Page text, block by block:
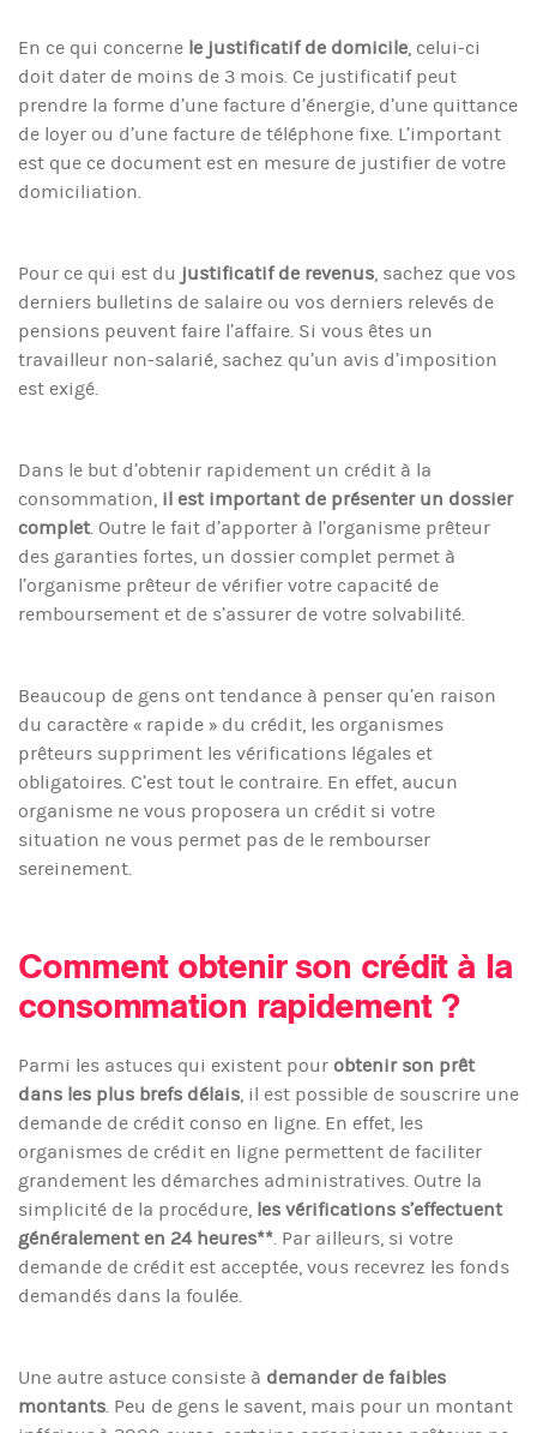
En ce qui concerne le justificatif de domicile, celui-ci
doit dater de moins de 3 mois. Ce justificatif peut
prendre la forme d’une facture d’énergie, d’une quittance
de loyer ou d’une facture de téléphone fixe. L’important
est que ce document est en mesure de justifier de votre
domiciliation.
Pour ce qui est du justificatif de revenus, sachez que vos
derniers bulletins de salaire ou vos derniers relevés de
pensions peuvent faire l’affaire. Si vous êtes un
travailleur non-salarié, sachez qu’un avis d’imposition
est exigé.
Dans le but d’obtenir rapidement un crédit à la
consommation, il est important de présenter un dossier
complet. Outre le fait d’apporter à l’organisme prêteur
des garanties fortes, un dossier complet permet à
l’organisme prêteur de vérifier votre capacité de
remboursement et de s’assurer de votre solvabilité.
Beaucoup de gens ont tendance à penser qu’en raison
du caractère « rapide » du crédit, les organismes
prêteurs suppriment les vérifications légales et
obligatoires. C’est tout le contraire. En effet, aucun
organisme ne vous proposera un crédit si votre
situation ne vous permet pas de le rembourser
sereinement.
Comment obtenir son crédit à la
consommation rapidement ?
Parmi les astuces qui existent pour obtenir son prêt
dans les plus brefs délais, il est possible de souscrire une
demande de crédit conso en ligne. En effet, les
organismes de crédit en ligne permettent de faciliter
grandement les démarches administratives. Outre la
simplicité de la procédure, les vérifications s’effectuent
généralement en 24 heures**. Par ailleurs, si votre
demande de crédit est acceptée, vous recevrez les fonds
demandés dans la foulée.
Une autre astuce consiste à demander de faibles
montants. Peu de gens le savent, mais pour un montant